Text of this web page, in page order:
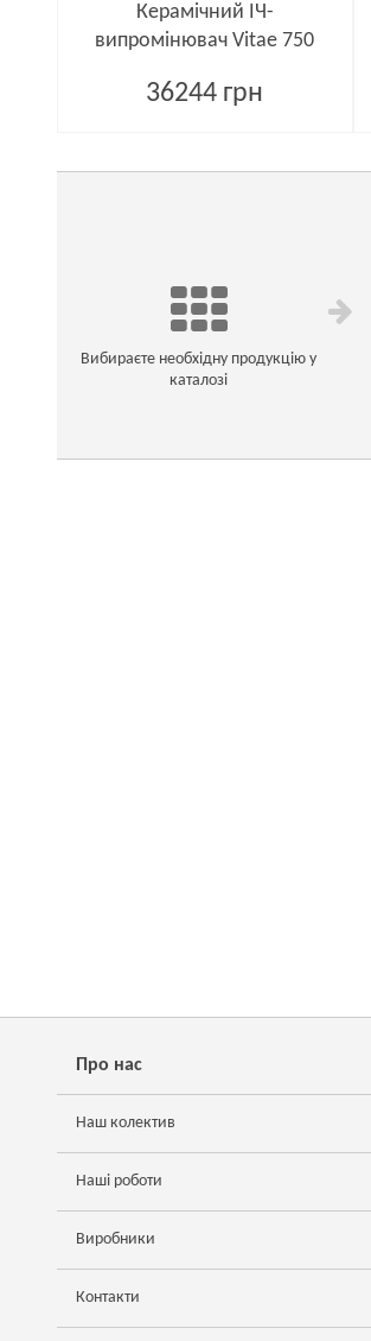
Керамічний ІЧ-
випромінювач Vitae 750
36244 грн
Вибираєте необхідну продукцію у
каталозі
Про нас
Наш колектив
Наші роботи
Виробники
Контакти